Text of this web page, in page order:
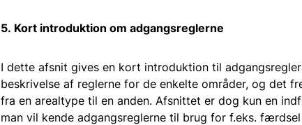
5. Kort introduktion om adgangsreglerne
I dette afsnit gives en kort introduktion til
beskrivelse af reglerne for de enkelte områder, og det
fra en arealtype til en anden. Afsnittet er dog kun en
man vil kende adgangsreglerne til brug for f.eks.